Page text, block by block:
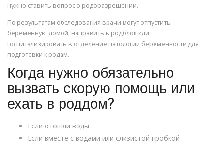
нужно ставить вопрос о родоразрешении.
По результатам обследования врачи могут отпустить
беременную домой, направить в родблок или
госпитализировать в отделение патологии беременности для
подготовки к родам.
Когда нужно обязательно
вызвать скорую помощь или
ехать в роддом?
Если отошли воды
Если вместе с водами или слизистой пробкой